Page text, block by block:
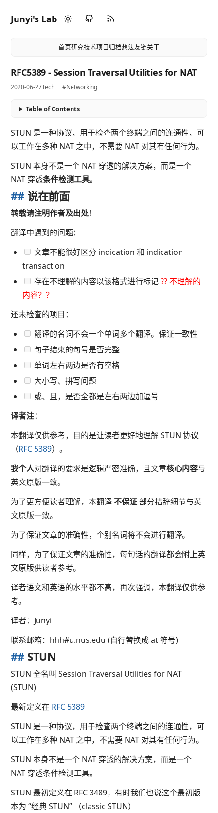
Junyi's Lab
首页研究技术项目归档想法友链关于
RFC5389 - Session Traversal Utilities for NAT
2020-06-27Tech #Networking
Table of Contents
STUN 是一种协议，用于检查两个终端之间的连通性，可
以工作在多种 NAT 之中，不需要 NAT 对其有任何行为。
STUN 本身不是一个 NAT 穿透的解决方案，而是一个
NAT 穿透条件检测工具。
## 说在前面
转载请注明作者及出处！
翻译中遇到的问题：
文章不能很好区分 indication 和 indication
transaction
存在不理解的内容以该格式进行标记?? 不理解的
内容？？
还未检查的项目：
翻译的名词不会一个单词多个翻译。保证一致性
句子结束的句号是否完整
单词左右两边是否有空格
大小写、拼写问题
或、且，是否全都是左右两边加逗号
译者注：
本翻译仅供参考，目的是让读者更好地理解 STUN 协议
（RFC 5389）。
我个人对翻译的要求是逻辑严密准确，且文章核心内容与
英文原版一致。
为了更方便读者理解，本翻译不保证部分措辞细节与英
文原版一致。
为了保证文章的准确性，个别名词将不会进行翻译。
同样，为了保证文章的准确性，每句话的翻译都会附上英
文原版供读者参考。
译者语文和英语的水平都不高，再次强调，本翻译仅供参
考。
译者：Junyi
联系邮箱：hhh#u.nus.edu (自行替换成 at 符号)
## STUN
STUN 全名叫 Session Traversal Utilities for NAT
(STUN)
最新定义在 RFC 5389
STUN 是一种协议，用于检查两个终端之间的连通性，可
以工作在多种 NAT 之中，不需要 NAT 对其有任何行为。
STUN 本身不是一个 NAT 穿透的解决方案，而是一个
NAT 穿透条件检测工具。
STUN 最初定义在 RFC 3489，有时我们也说这个最初版
本为 “经典 STUN” （classic STUN）